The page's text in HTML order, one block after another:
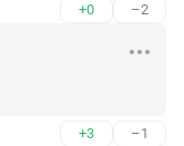
+0 –2
+3 –1